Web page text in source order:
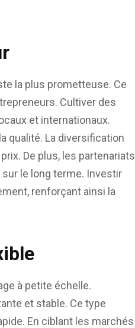
la plus prometteuse. Ce
Cultiver des
et internationaux.
qualité. La diversification
De plus, les partenariats
le long terme. Investir
renforçant ainsi la
à petite échelle.
et stable. Ce type
En ciblant les marchés